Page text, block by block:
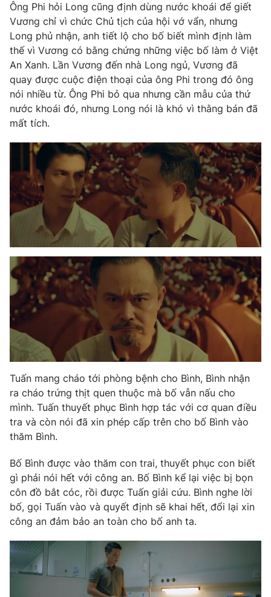
Ông Phi hỏi Long cũng định dùng nước khoái để giết
Vương chỉ vì chức Chủ tịch của hội vớ vẩn, nhưng
Long phủ nhận, anh tiết lộ cho bố biết mình định làm
thế vì Vương có bằng chứng những việc bố làm ở Việt
An Xanh. Lần Vương đến nhà Long ngủ, Vương đã
quay được cuộc điện thoại của ông Phi trong đó ông
nói nhiều từ. Ông Phi bỏ qua nhưng cần mẫu của thứ
nước khoái đó, nhưng Long nói là khó vì thằng bán đã
mất tích.
Tuấn mang cháo tới phòng bệnh cho Bình, Bình nhận
ra cháo trứng thịt quen thuộc mà bố vẫn nấu cho
mình. Tuấn thuyết phục Bình hợp tác với cơ quan điều
tra và còn nói đã xin phép cấp trên cho bố Bình vào
thăm Bình.
Bố Bình được vào thăm con trai, thuyết phục con biết
gì phải nói hết với công an. Bố Bình kể lại việc bị bọn
côn đồ bắt cóc, rồi được Tuấn giải cứu. Bình nghe lời
bố, gọi Tuấn vào và quyết định sẽ khai hết, đổi lại xin
công an đảm bảo an toàn cho bố anh ta.